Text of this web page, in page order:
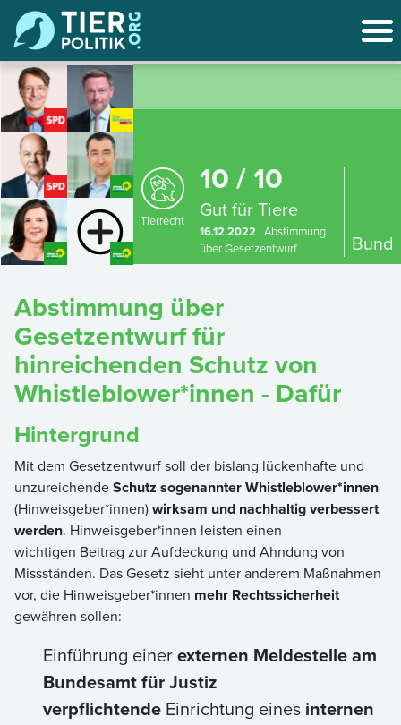
Tierrecht
10 / 10
Gut für Tiere
16.12.2022 | Abstimmung
über Gesetzentwurf
Bund
Abstimmung über
Gesetzentwurf für
hinreichenden Schutz von
Whistleblower*innen - Dafür
Hintergrund
Mit dem Gesetzentwurf soll der bislang lückenhafte und
unzureichendeSchutz sogenannter Whistleblower*innen
(Hinweisgeber*innen)wirksam und nachhaltig verbessert
werden. Hinweisgeber*innen leisten einen
wichtigen Beitrag zur Aufdeckung und Ahndung von
Missständen. Das Gesetz sieht unter anderem Maßnahmen
vor, die Hinweisgeber*innen mehr Rechtssicherheit
gewähren sollen:
Einführung einerexternen Meldestelle am
Bundesamt für Justiz
verpflichtende Einrichtung eines internen